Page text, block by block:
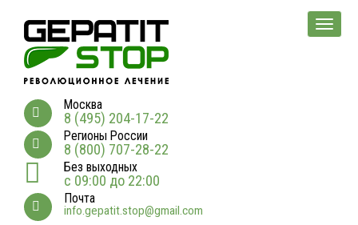
Москва
8 (495) 204-17-22
Регионы России
8 (800) 707-28-22
Без выходных
с 09:00 до 22:00
Почта
info.gepatit.stop@gmail.com